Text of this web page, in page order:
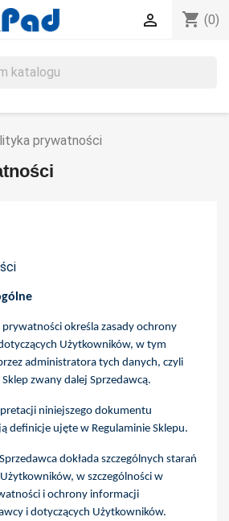
shopping_cart (0)

prywatności
określa zasady ochrony
Użytkowników, w tym
administratora tych danych, czyli
zwany dalej Sprzedawcą.
niniejszego dokumentu
definicje ujęte w Regulaminie Sklepu.
dokłada szczególnych starań
w szczególności w
i ochrony informacji
i dotyczących Użytkowników.